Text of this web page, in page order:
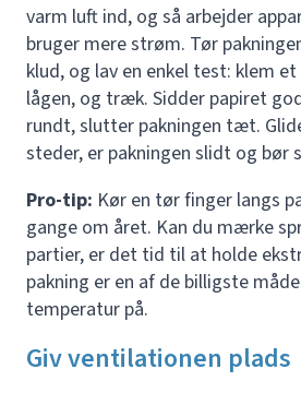
varm luft ind, og så arbejder
bruger mere strøm. Tør
klud, og lav en enkel test: klem
lågen, og træk. Sidder papiret
rundt, slutter pakningen tæt.
steder, er pakningen slidt og bør
Pro-tip: Kør en tør finger langs
gange om året. Kan du mærke
partier, er det tid til at holde
pakning er en af de billigste
temperatur på.
Giv ventilationen plads